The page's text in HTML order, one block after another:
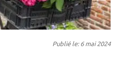
Publié le: 6 mai 2024